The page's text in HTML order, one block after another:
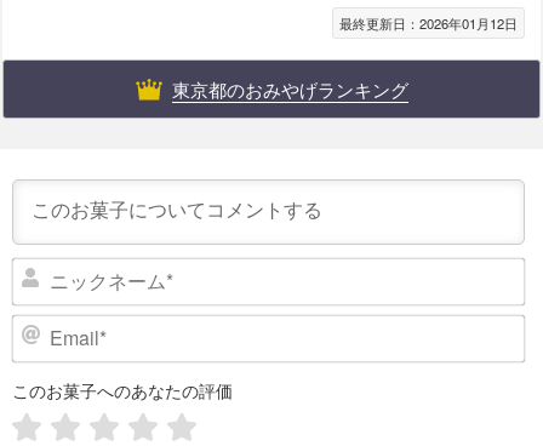
最終更新日：2026年01月12日
東京都のおみやげランキング
ニ
ク
E
このお菓子へのあなたの評価